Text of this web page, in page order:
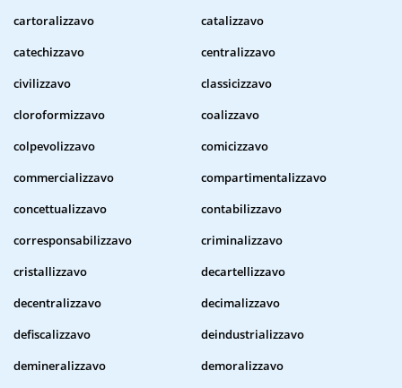
cartoralizzavo
catalizzavo
catechizzavo
centralizzavo
civilizzavo
classicizzavo
cloroformizzavo
coalizzavo
colpevolizzavo
comicizzavo
commercializzavo
compartimentalizzavo
concettualizzavo
contabilizzavo
corresponsabilizzavo
criminalizzavo
cristallizzavo
decartellizzavo
decentralizzavo
decimalizzavo
defiscalizzavo
deindustrializzavo
demineralizzavo
demoralizzavo